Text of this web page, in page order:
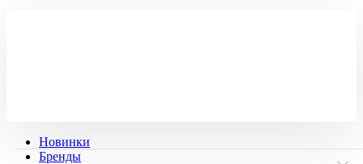
Новинки
Бренды